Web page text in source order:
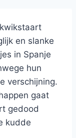
kwikstaart
en slanke
in Spanje
hun
verschijning.
gaat
gedood
kudde